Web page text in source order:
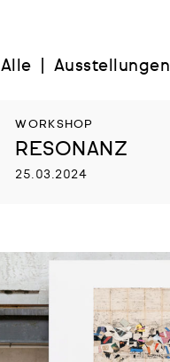
Alle Ausstellungen
WORKSHOP
RESONANZ
25.03.2024